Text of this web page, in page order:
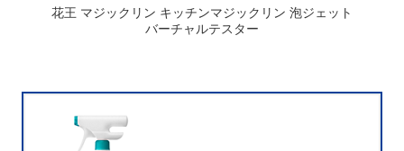
花王 マジックリン キッチンマジックリン 泡ジェット
バーチャルテスター